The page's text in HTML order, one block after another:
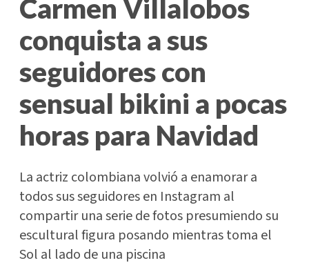
Carmen Villalobos
conquista a sus
seguidores con
sensual bikini a pocas
horas para Navidad
La actriz colombiana volvió a enamorar a
todos sus seguidores en Instagram al
compartir una serie de fotos presumiendo su
escultural figura posando mientras toma el
Sol al lado de una piscina